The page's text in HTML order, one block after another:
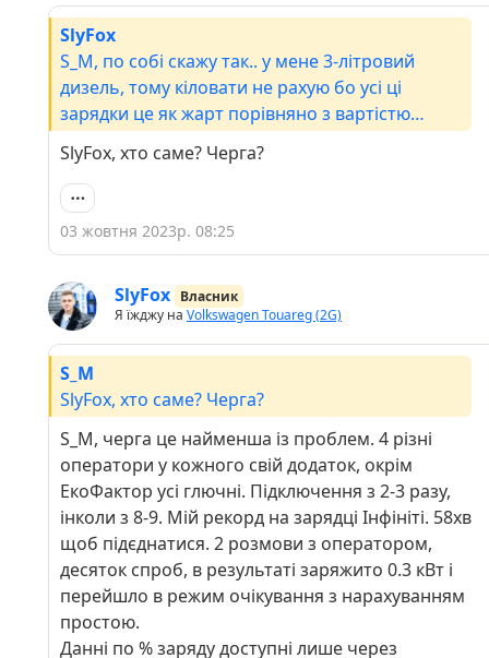
SlyFox
S_M, по собі скажу так.. у мене 3-літровий
дизель, тому кіловати не рахую бо усі ці
зарядки це як жарт порівняно з вартістю
нормальній заправці. Просто поповнюєш
рахунок на тисячу-півтори в екодрайв і коли
всплине повідомлення що недостатньо коштів
поповнюєш знову. А на звичайну заправку я
суттево щоб не звертати увагу. Звісно як що є
приватний будинок і двотарифний лічильник
то електромобіль для вас розкриється по
іншому. Бо ціна ціною, а окрім коштів зарядки
так норм іноді сношають мізки
SlyFox, хто саме? Черга?
03 жовтня 2023р. 08:25
SlyFox Власник
Я їжджу на Volkswagen Touareg (2G)
S_M
SlyFox, хто саме? Черга?
S_M, черга це найменша із проблем. 4 різні
оператори у кожного свій додаток, окрім
ЕкоФактор усі глючні. Підключення з 2-3 разу,
інколи з 8-9. Мій рекорд на зарядці Інфініті. 58хв
щоб підєднатися. 2 розмови з оператором,
десяток спроб, в результаті заряжито 0.3 кВт і
перейшло в режим очікування з нарахуванням
простою.
Данні по % заряду доступні лише через